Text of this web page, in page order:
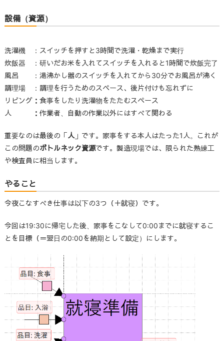
設備（資源）
洗濯機 ：スイッチを押すと3時間で洗濯・乾燥まで実行
炊飯器 ：研いだお米を入れてスイッチを入れると1時間で炊飯完了
風呂 ：湯沸かし器のスイッチを入れてから30分でお風呂が沸く
調理場 ：調理を行うためのスペース、後片付けも忘れずに
リビング：食事をしたり洗濯物をたたむスペース
人 ：作業者、自動の作業以外にはすべて関わる
重要なのは最後の「人」です。家事をする本人はたった1人。これが
この問題のボトルネック資源です。製造現場では、限られた熟練工
や検査員に相当します。
やること
今夜こなすべき仕事は以下の3つ（＋就寝）です。
今回は19:30に帰宅した後、家事をこなして0:00までに就寝するこ
とを目標（＝翌日の0:00を納期として設定）にします。